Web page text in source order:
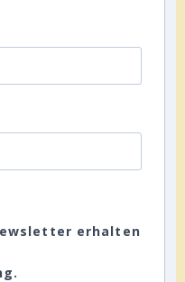
erhalten